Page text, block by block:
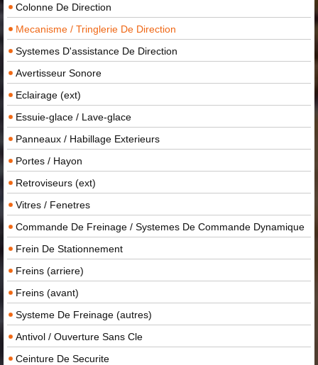
Colonne De Direction
Mecanisme / Tringlerie De Direction
Systemes D'assistance De Direction
Avertisseur Sonore
Eclairage (ext)
Essuie-glace / Lave-glace
Panneaux / Habillage Exterieurs
Portes / Hayon
Retroviseurs (ext)
Vitres / Fenetres
Commande De Freinage / Systemes De Commande Dynamique
Frein De Stationnement
Freins (arriere)
Freins (avant)
Systeme De Freinage (autres)
Antivol / Ouverture Sans Cle
Ceinture De Securite